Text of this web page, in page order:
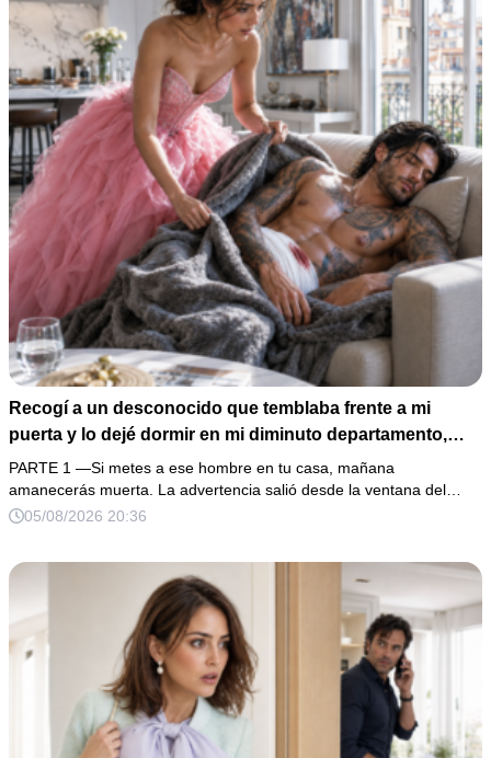
Recogí a un desconocido que temblaba frente a mi
puerta y lo dejé dormir en mi diminuto departamento,
aunque mi único familiar me advirtió: “Ese hombre no es
una víctima”. Le curé una herida profunda y me fui a
dormir. Al amanecer, él ya no estaba, pero su anillo,
pesadilla inesperada.
PARTE 1 —Si metes a ese hombre en tu casa, mañana
amanecerás muerta. La advertencia salió desde la ventana del…
05/08/2026 20:36